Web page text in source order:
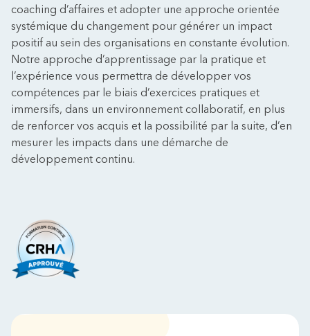
coaching d’affaires et adopter une approche orientée
systémique du changement pour générer un impact
positif au sein des organisations en constante évolution.
Notre approche d’apprentissage par la pratique et
l’expérience vous permettra de développer vos
compétences par le biais d’exercices pratiques et
immersifs, dans un environnement collaboratif, en plus
de renforcer vos acquis et la possibilité par la suite, d’en
mesurer les impacts dans une démarche de
développement continu.